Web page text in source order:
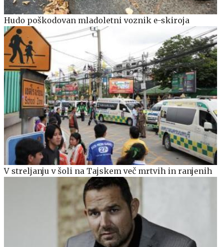
Hudo poškodovan mladoletni voznik e-skiroja
V streljanju v šoli na Tajskem več mrtvih in ranjenih